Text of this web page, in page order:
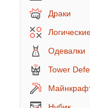
Драки
Одевалки
Tower